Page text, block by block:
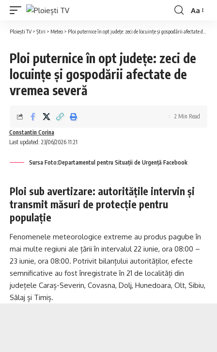
Aa
Ploiești TV> Știri > Meteo > Ploi puternice în opt județe: zeci de locuințe și gospodării afectate de vremea severă
Ploi puternice în opt județe: zeci de
locuințe și gospodării afectate de
vremea severă
Last updated: 23/06/2026 11:21
Constantin Corina
2 Min Read
Sursa Foto:Departamentul pentru Situaţii de Urgenţă Facebook
Ploi sub avertizare: autoritățile intervin și
transmit măsuri de protecție pentru
populație
Fenomenele meteorologice extreme au produs pagube în
mai multe regiuni ale țării în intervalul 22 iunie, ora 08:00 –
23 iunie, ora 08:00. Potrivit bilanțului autorităților, efecte
semnificative au fost înregistrate în 21 de localități din
județele Caraș-Severin, Covasna, Dolj, Hunedoara, Olt, Sibiu,
Sălaj și Timiș.